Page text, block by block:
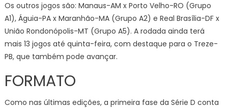
Os outros jogos são: Manaus-AM x Porto Velho-RO (Grupo
A1), Águia-PA x Maranhão-MA (Grupo A2) e Real Brasília-DF x
União Rondonópolis-MT (Grupo A5). A rodada ainda terá
mais 13 jogos até quinta-feira, com destaque para o Treze-
PB, que também pode avançar.
FORMATO
Como nas últimas edições, a primeira fase da Série D conta